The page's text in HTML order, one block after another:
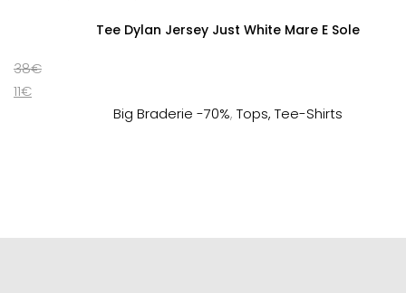
Tee Dylan Jersey Just White Mare E Sole
38€
11€
Big Braderie -70%, Tops, Tee-Shirts